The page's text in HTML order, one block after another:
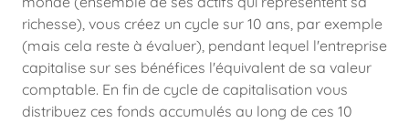
richesse), vous créez un cycle sur 10 ans, par exemple
(mais cela reste à évaluer), pendant lequel l'entreprise
capitalise sur ses bénéfices l'équivalent de sa valeur
comptable. En fin de cycle de capitalisation vous
distribuez ces fonds accumulés au long de ces 10